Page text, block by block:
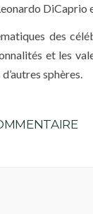
des
et les
sphères.